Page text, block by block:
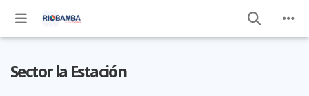
Sector la Estación